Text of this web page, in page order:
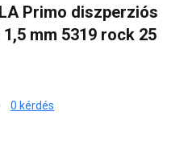
Primo diszperziós
mm 5319 rock 25
0 kérdés